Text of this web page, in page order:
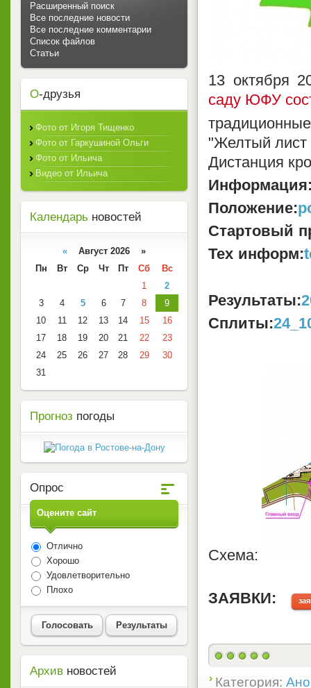
13 октября
саду ЮФУ
"Желтый лист
Дистанция
Положение:
Стартовый
Тех информ:
Результаты:
Сплиты:
Схема:
ЗАЯВКИ:
Категория:
Расширенный поиск
Все последние новости
Все последние комментарии
Список файлов
Статьи
О-друзья
Фото от Игоря Тищенко
Фото от Гаркушиной Ольги
Фото от Ильича
Видео от Ильича
Календарь новостей
« Август 2026 »
Пн
Вт Ср Чт Пт Сб
Вс
1
2
3
4 5 6 7 8
9
10
11 12 13 14 15
16
17
18 19 20 21 22
23
24
25 26 27 28 29
30
31
Прогноз погоды
Опрос
Оцените сайт
Отлично
Хорошо
Удовлетворительно
Плохо
Голосовать Результаты
Архив новостей